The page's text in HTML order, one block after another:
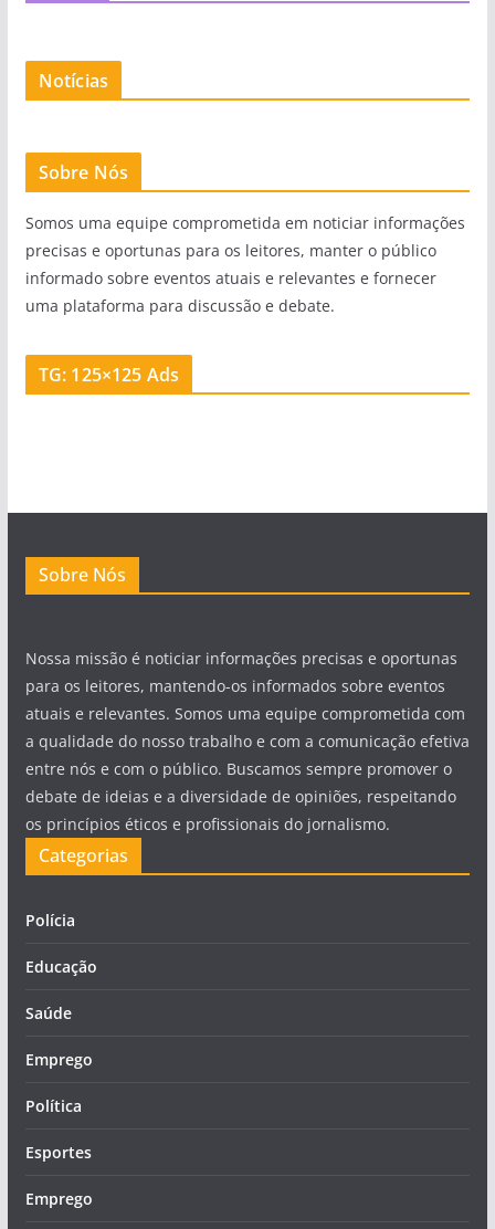
Notícias
Sobre Nós
Somos uma equipe comprometida em noticiar informações
precisas e oportunas para os leitores, manter o público
informado sobre eventos atuais e relevantes e fornecer
uma plataforma para discussão e debate.
TG: 125×125 Ads
Sobre Nós
Nossa missão é noticiar informações precisas e oportunas
para os leitores, mantendo-os informados sobre eventos
atuais e relevantes. Somos uma equipe comprometida com
a qualidade do nosso trabalho e com a comunicação efetiva
entre nós e com o público. Buscamos sempre promover o
debate de ideias e a diversidade de opiniões, respeitando
os princípios éticos e profissionais do jornalismo.
Categorias
Polícia
Educação
Saúde
Emprego
Política
Esportes
Emprego